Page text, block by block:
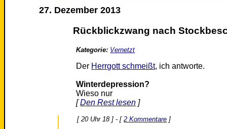
27. Dezember 2013
Rückblickzwang nach
Kategorie: Vernetzt
Der Herrgott schmeißt, ich antworte.
Winterdepression?
Wieso nur
[Den Rest lesen ]
[ 20 Uhr 18 ] - [2 Kommentare ]